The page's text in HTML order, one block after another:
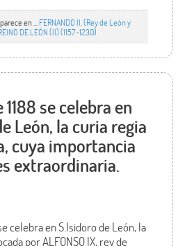
en ... FERNANDO II, (Rey de León y
DE LEÓN (II) (1157-1230)
se celebra en
León, la curia regia
cuya importancia
extraordinaria.
celebra en S.Isidoro de León, la
por ALFONSO IX, rey de